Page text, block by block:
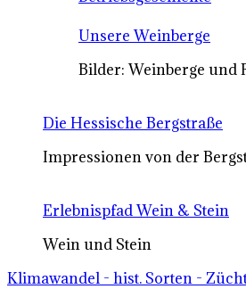
Unsere Weinberge
Bilder: Weinberge und
Die Hessische Bergstraße
Impressionen von der
Erlebnispfad Wein & Stein
Wein und Stein
Klimawandel - hist. Sorten -